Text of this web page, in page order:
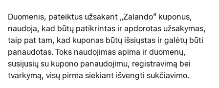
Duomenis, pateiktus užsakant „Zalando“ kuponus,
naudoja, kad būtų patikrintas ir apdorotas užsakymas,
taip pat tam, kad kuponas būtų išsiųstas ir galėtų būti
panaudotas. Toks naudojimas apima ir duomenų,
susijusių su kupono panaudojimu, registravimą bei
tvarkymą, visų pirma siekiant išvengti sukčiavimo.